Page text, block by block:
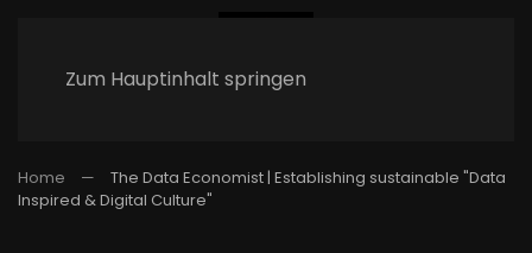
Zum Hauptinhalt springen
Home
The Data Economist | Establishing sustainable "Data
Inspired & Digital Culture"